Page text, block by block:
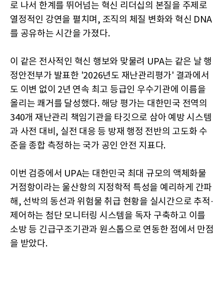
로 나서 한계를 뛰어넘는 혁신 리더십의 본질을 주제로
열정적인 강연을 펼치며, 조직의 체질 변화와 혁신 DNA
를 공유하는 시간을 가졌다.
이 같은 전사적인 혁신 행보와 맞물려 UPA는 같은 날 행
정안전부가 발표한 '2026년도 재난관리평가' 결과에서
도 이변 없이 2년 연속 최고 등급인 우수기관에 이름을
올리는 쾌거를 달성했다. 해당 평가는 대한민국 전역의
340개 재난관리 책임기관을 타깃으로 삼아 예방 시스템
과 사전 대비, 실전 대응 등 방재 행정 전반의 고도화 수
준을 종합 측정하는 국가 공인 안전 지표다.
이번 검증에서 UPA는 대한민국 최대 규모의 액체화물
거점항이라는 울산항의 지정학적 특성을 예리하게 간파
해, 선박의 동선과 위험물 취급 현황을 실시간으로 추적·
제어하는 첨단 모니터링 시스템을 독자 구축하고 이를
소방 등 긴급구조기관과 원스톱으로 연동한 점에서 만점
을 받았다.